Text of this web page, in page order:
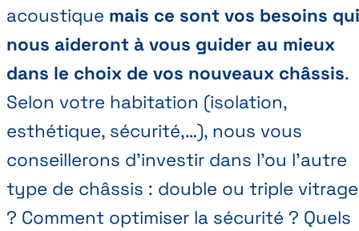
acoustique mais ce sont vos besoins qui
nous aideront à vous guider au mieux
dans le choix de vos nouveaux châssis.
Selon votre habitation (isolation,
esthétique, sécurité,…), nous vous
conseillerons d’investir dans l’ou l’autre
type de châssis : double ou triple vitrage
? Comment optimiser la sécurité ? Quels